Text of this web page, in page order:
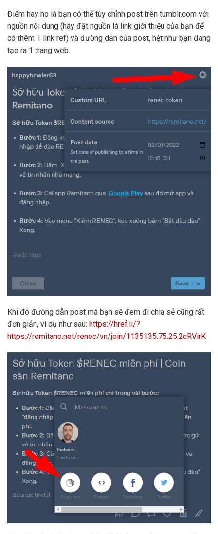
Điểm hay ho là bạn có thể tùy chỉnh post trên tumblr.com với
nguồn nội dung (hãy đặt nguồn là link giới thiệu của bạn để
có thêm 1 link ref) và đường dẫn của post, hệt như bạn đang
tạo ra 1 trang web.
Khi đó đường dẫn post mà bạn sẽ đem đi chia sẻ cũng rất
đơn giản, ví dụ như sau: https://href.li/?
https://remitano.net/renec/vn/join/1135135.75.25.2cRVirK